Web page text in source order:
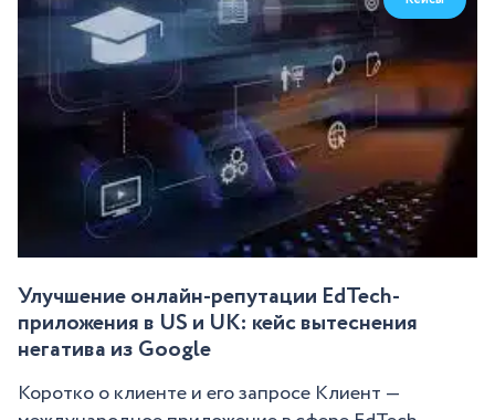
Улучшение онлайн-репутации EdTech-
приложения в US и UK: кейс вытеснения
негатива из Google
Коротко о клиенте и его запросе Клиент —